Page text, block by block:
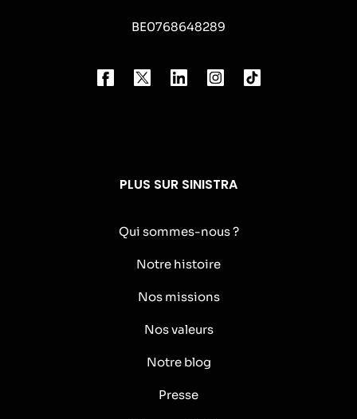
BE0768648289
PLUS SUR SINISTRA
Qui sommes-nous ?
Notre histoire
Nos missions
Nos valeurs
Notre blog
Presse